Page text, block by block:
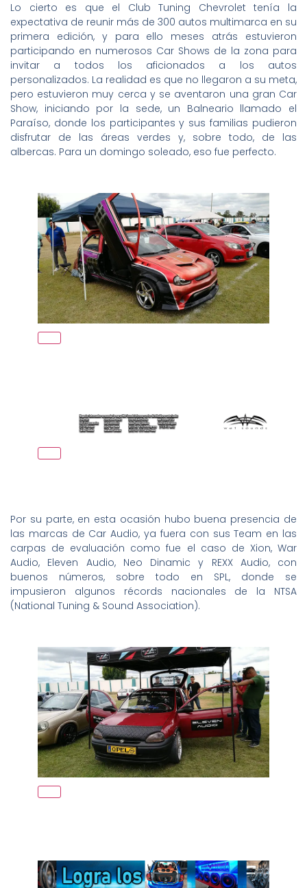
Lo cierto es que el Club Tuning Chevrolet tenía la
expectativa de reunir más de 300 autos multimarca en su
primera edición, y para ello meses atrás estuvieron
participando en numerosos Car Shows de la zona para
invitar a todos los aficionados a los autos
personalizados. La realidad es que no llegaron a su meta,
pero estuvieron muy cerca y se aventaron una gran Car
Show, iniciando por la sede, un Balneario llamado el
Paraíso, donde los participantes y sus familias pudieron
disfrutar de las áreas verdes y, sobre todo, de las
albercas. Para un domingo soleado, eso fue perfecto.
Por su parte, en esta ocasión hubo buena presencia de
las marcas de Car Audio, ya fuera con sus Team en las
carpas de evaluación como fue el caso de Xion, War
Audio, Eleven Audio, Neo Dinamic y REXX Audio, con
buenos números, sobre todo en SPL, donde se
impusieron algunos récords nacionales de la NTSA
(National Tuning & Sound Association).